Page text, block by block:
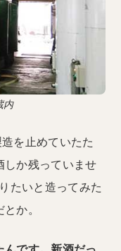
内
を止めていたた
しか残っていませ
たいと造ってみた
か。